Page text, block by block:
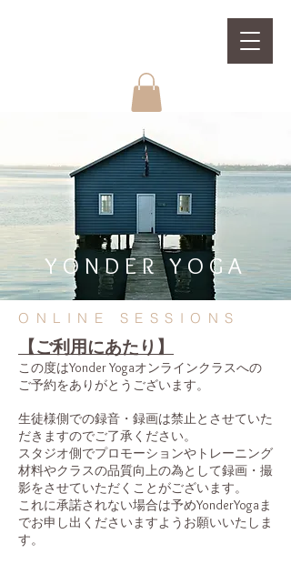
YONDER YOGA
ONLINE SESSIONS
【ご利用にあたり】
この度はYonder Yogaオンラインクラスへの
ご予約をありがとうございます。
生徒様側での録音・録画は禁止とさせていた
だきますのでご了承ください。
スタジオ側でプロモーションやトレーニング
材料やクラスの品質向上の為として録画・撮
影をさせていただくことがございます。
これに承諾されない場合は予めYonderYogaま
でお申し出くださいますようお願いいたしま
す。